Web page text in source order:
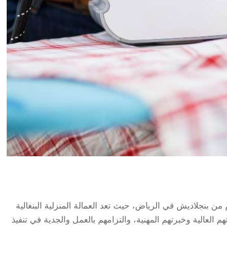
في الرياض، حيث تعد العمالة المنزلية البنغالية
وخبرتهم المهنية، والتزامهم بالعمل والجدية في تنفيذ